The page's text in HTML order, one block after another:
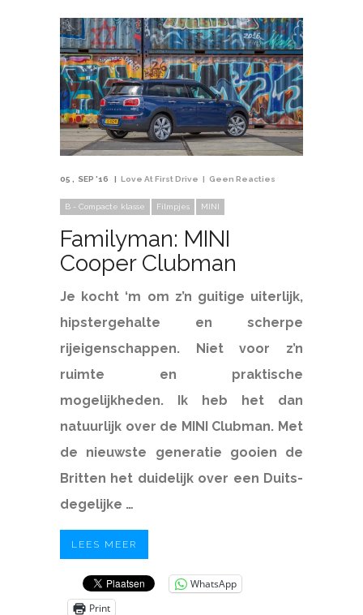
05 SEP '16 Love At First Drive Geen Reacties
B - Compacte klasse Filmpjes MINI
Familyman: MINI
Cooper Clubman
Je kocht ‘m om z’n guitige uiterlijk,
hipstergehalte en scherpe
rijeigenschappen. Niet voor z’n
ruimte en praktische
mogelijkheden. Ik heb het dan
natuurlijk over de MINI Clubman. Met
de nieuwste generatie gooien de
Britten het duidelijk over een Duits-
degelijke …
LEES MEER
WhatsApp
Print